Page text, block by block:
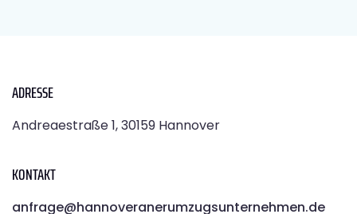
ADRESSE
Andreaestraße 1, 30159 Hannover
KONTAKT
anfrage@hannoveranerumzugsunternehmen.de